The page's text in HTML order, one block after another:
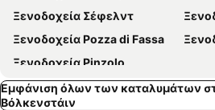
Ξενοδοχεία Σέφελντ
Ξενοδοχεία Pozza di Fassa
Ξενοδοχεία Pinzolo
Εμφάνιση όλων των καταλυμάτων
Βόλκενστάιν